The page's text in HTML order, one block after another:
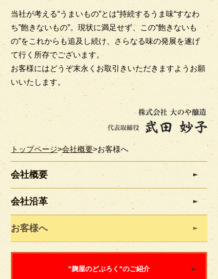
当社が考える“うまいもの”とは“持続するうま味“すなわ
ち”飽きないもの”。現状に満足せず、この“飽きないも
の”をこれからも追及し続け、さらなる味の発展を遂げ
て行く所存でございます。
お客様にはどうぞ末永くお取引きいただきますようお願
いいたします。
トップページ>会社概要>お客様へ
会社概要
会社沿革
お客様へ
"麹屋のどぶろく"のご紹介